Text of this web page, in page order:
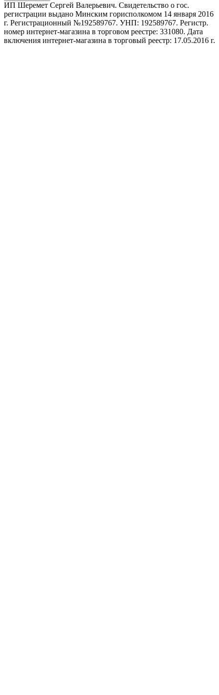
ИП Шеремет Сергей Валерьевич. Свидетельство о гос.
регистрации выдано Минским горисполкомом 14 января 2016
г. Регистрационный №192589767. УНП: 192589767. Регистр.
номер интернет-магазина в торговом реестре: 331080. Дата
включения интернет-магазина в торговый реестр: 17.05.2016 г.